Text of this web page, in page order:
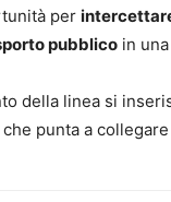
per
pubblico in
della linea si
che punta a